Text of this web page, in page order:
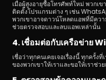
เมื่อผู้สูงอายุซื้อโทรศัพท์ใหม่ พวกเข
ติดตั้งโปรแกรมต่าง ๆ เช่น
พวกเขาอาจดาวน์โหลดแอพที่มีคว
ช่วยตรวจสอบและลบแอพเหล่านั้น
4. เชื่อมต่อกับเครือข่าย
เชื่อว่าทุกคนเคยเจอเรื่องนี้ ทุกครั้ง
ของพวกเขาให้เราและขอให้เราช่ว